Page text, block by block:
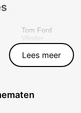
Tom Ford
Vlinder
Zwart
Metal
Lees meer